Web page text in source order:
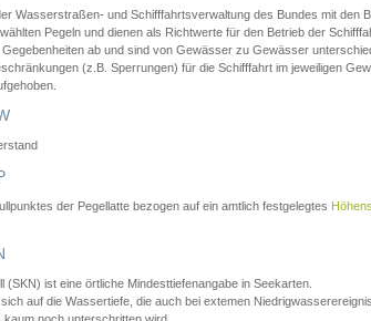
Wasserstraßen- und Schifffahrtsverwaltung des Bundes mit den
Pegeln und dienen als Richtwerte für den Betrieb der
ab und sind von Gewässer zu Gewässer
(z.B. Sperrungen) für die Schifffahrt im jeweiligen
der Pegellatte bezogen auf ein amtlich festgelegtes
(SKN) ist eine örtliche Mindesttiefenangabe in Seekarten.
auf die Wassertiefe, die auch bei extemen